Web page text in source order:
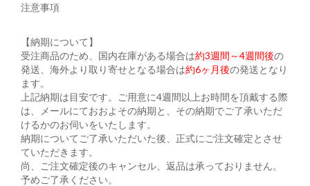
注意事項
【納期について】
受注商品のため、国内在庫がある場合は約3週間～4週間後の
発送、海外より取り寄せとなる場合は約6ヶ月後の発送となり
ます。
上記納期は目安です。ご用意に4週間以上お時間を頂戴する際
は、メールにておおよその納期と、その納期でご了承いただ
けるかのお伺いをいたします。
納期についてご了承いただいた後、正式にご注文確定とさせ
ていただきます。
尚、ご注文確定後のキャンセル、返品は承っておりません。
予めご了承ください。